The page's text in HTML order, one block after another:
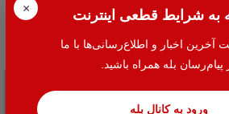
× به شرایط قطعی اینترنت
آخرین اخبار و اطلاع‌رسانی‌ها با ما
پیام‌رسان بله همراه باشید.
ورود به کانال بله